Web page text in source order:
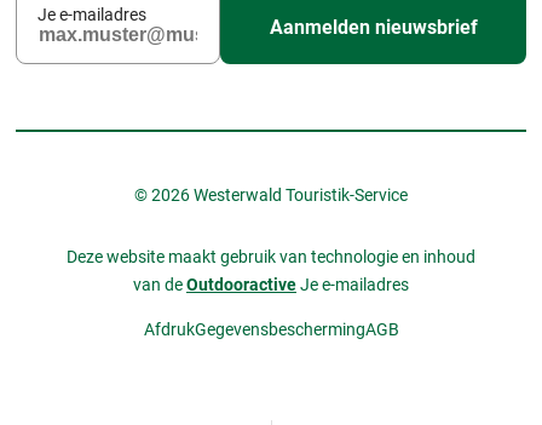
Je e-mailadres
Aanmelden nieuwsbrief
© 2026 Westerwald Touristik-Service
Deze website maakt gebruik van technologie en inhoud
van deOutdooractiveJe e-mailadres
AfdrukGegevensbeschermingAGB